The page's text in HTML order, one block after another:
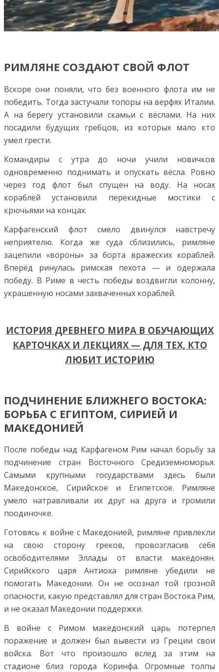
РИМЛЯНЕ СОЗДАЮТ СВОЙ ФЛОТ
Вскоре они поняли, что без военного флота им не
победить. Тогда застучали топоры на верфях Италии.
А на берегу установили скамьи с вёслами. На них
посадили будущих гребцов, из которых мало кто
умел грести.
Командиры с утра до ночи учили новичков
одновременно поднимать и опускать вёсла. Ровно
через год флот был спущен на воду. На носах
кораблей установили перекидные мостики с
крючьями на концах.
Карфагенский флот смело двинулся навстречу
неприятелю. Когда же суда сблизились, римляне
зацепили «вороны» за борта вражеских кораблей.
Вперёд ринулась римская пехота — и одержала
победу. В Риме в честь победы воздвигли колонну,
украшенную носами захваченных кораблей.
ИСТОРИЯ ДРЕВНЕГО МИРА В ОБУЧАЮЩИХ
КАРТОЧКАХ И ЛЕКЦИЯХ — ДЛЯ ТЕХ, КТО
ЛЮБИТ ИСТОРИЮ
ПОДЧИНЕНИЕ БЛИЖНЕГО ВОСТОКА:
БОРЬБА С ЕГИПТОМ, СИРИЕЙ И
МАКЕДОНИЕЙ
После победы над Карфагеном Рим начал борьбу за
подчинение стран Восточного Средиземноморья.
Самыми крупными государствами здесь были
Македонское, Сирийское и Египетское. Римляне
умело натравливали их друг на друга и громили
поодиночке.
Готовясь к войне с Македонией, римляне привлекли
на свою сторону греков, провозгласив себя
освободителями Эллады от власти македонян.
Сирийского царя Антиоха римляне убедили не
помогать Македонии. Он не осознал той грозной
опасности, какую представлял для стран Востока Рим,
и не оказал Македонии поддержки.
В войне с Римом македонский царь потерпел
поражение и должен был вывести из Греции свои
войска. Вот что произошло вслед за этим на
стадионе близ города Коринфа. Огромные толпы